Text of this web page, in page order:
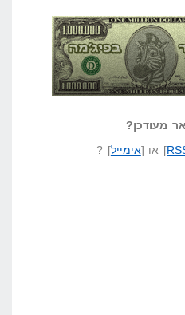
שאל שאלהמעודכן?
] או [אימייל] ?